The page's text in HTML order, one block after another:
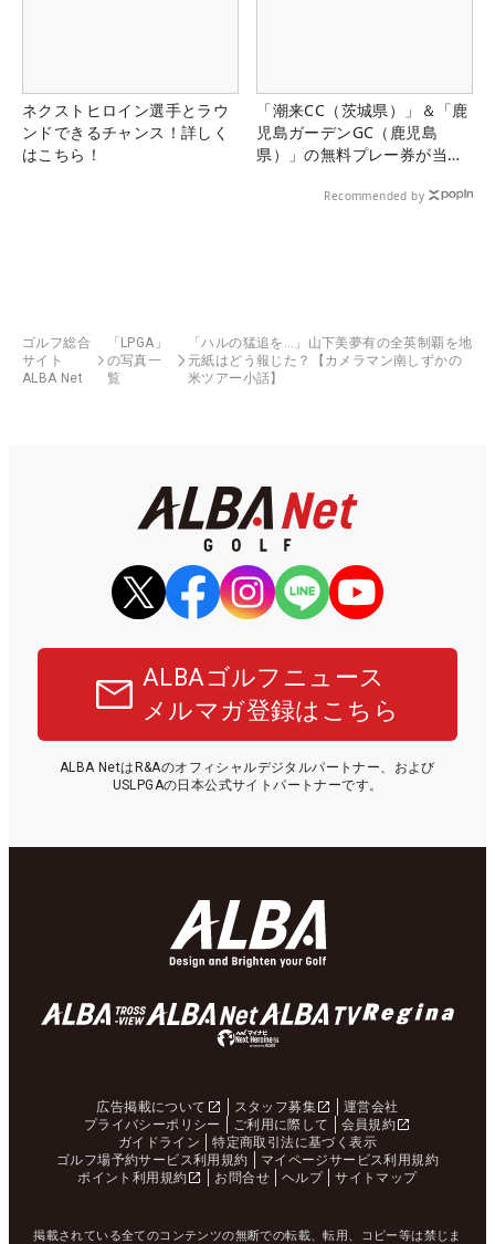
ネクストヒロイン選手とラウ
ンドできるチャンス！詳しく
はこちら！
「潮来CC（茨城県）」＆「鹿
児島ガーデンGC（鹿児島
県）」の無料プレー券が当た
Recommended by
ゴルフ総合
サイト
ALBA Net
「LPGA」
の写真一
覧
「ハルの猛追を…」山下美夢有の全英制覇を地
元紙はどう報じた？【カメラマン南しずかの
米ツアー小話】
ALBAゴルフニュース
メルマガ登録はこちら
ALBA NetはR&Aのオフィシャルデジタルパートナー、および
USLPGAの日本公式サイトパートナーです。
広告掲載について スタッフ募集
運営会社
プライバシーポリシー
ご利用に際して
会員規約
ガイドライン
特定商取引法に基づく表示
ゴルフ場予約サービス利用規約
マイページサービス利用規約
ポイント利用規約
お問合せ ヘルプ サイトマップ
掲載されている全てのコンテンツの無断での転載、転用、コピー等は禁じま